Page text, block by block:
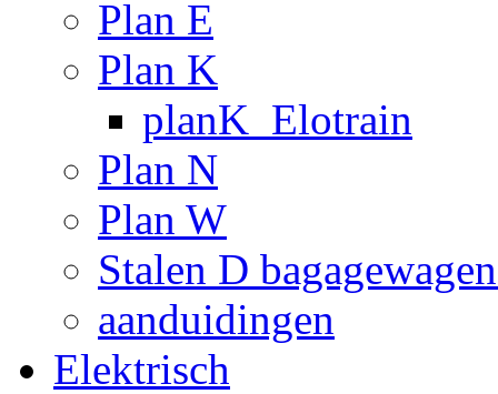
Plan E
Plan K
planK_Elotrain
Plan N
Plan W
Stalen D
aanduidingen
Elektrisch